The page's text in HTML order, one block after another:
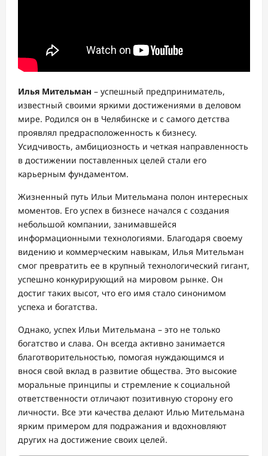
Илья Мительман – успешный предприниматель,
известный своими яркими достижениями в деловом
мире. Родился он в Челябинске и с самого детства
проявлял предрасположенность к бизнесу.
Усидчивость, амбициозность и четкая направленность
в достижении поставленных целей стали его
карьерным фундаментом.
Жизненный путь Ильи Мительмана полон интересных
моментов. Его успех в бизнесе начался с создания
небольшой компании, занимавшейся
информационными технологиями. Благодаря своему
видению и коммерческим навыкам, Илья Мительман
смог превратить ее в крупный технологический гигант,
успешно конкурирующий на мировом рынке. Он
достиг таких высот, что его имя стало синонимом
успеха и богатства.
Однако, успех Ильи Мительмана – это не только
богатство и слава. Он всегда активно занимается
благотворительностью, помогая нуждающимся и
внося свой вклад в развитие общества. Это высокие
моральные принципы и стремление к социальной
ответственности отличают позитивную сторону его
личности. Все эти качества делают Илью Мительмана
ярким примером для подражания и вдохновляют
других на достижение своих целей.